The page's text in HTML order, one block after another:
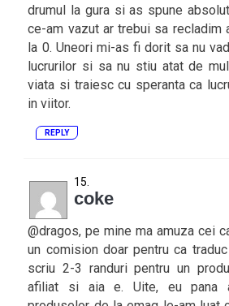
drumul la gura si as spune
ce-am vazut ar trebui sa recladim
la 0. Uneori mi-as fi dorit sa nu
lucrurilor si sa nu stiu atat de
viata si traiesc cu speranta ca
in viitor.
REPLY
coke
@dragos, pe mine ma amuza cei
un comision doar pentru ca
scriu 2-3 randuri pentru un
afiliat si aia e. Uite, eu pana